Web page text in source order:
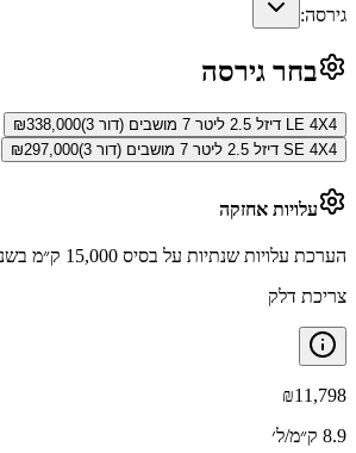
גירסה:
בחר גירסה
LE 4X4 דיזל 2.5 ליטר 7 מושבים (דור 3) ₪338,000
SE 4X4 דיזל 2.5 ליטר 7 מושבים (דור 3)
₪297,000
עלויות אחזקה
הערכת עלויות שנתיות על בסיס 15,000 ק״מ בשנה
צריכת דלק
₪11,798
8.9 ק״מ/ל׳